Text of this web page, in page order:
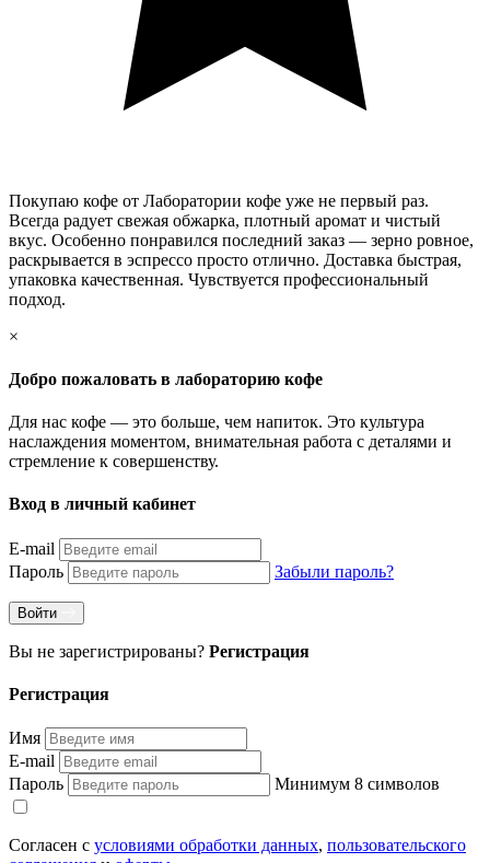
Покупаю кофе от Лаборатории кофе уже не первый раз.
Всегда радует свежая обжарка, плотный аромат и чистый
вкус. Особенно понравился последний заказ — зерно ровное,
раскрывается в эспрессо просто отлично. Доставка быстрая,
упаковка качественная. Чувствуется профессиональный
подход.
×
Добро пожаловать в лабораторию кофе
Для нас кофе — это больше, чем напиток. Это культура
наслаждения моментом, внимательная работа с деталями и
стремление к совершенству.
Вход в личный кабинет
E-mail
Пароль
Забыли пароль?
Войти
Вы не зарегистрированы? Регистрация
Регистрация
Имя
E-mail
Пароль
Минимум 8 символов
Согласен с условиями обработки данных, пользовательского